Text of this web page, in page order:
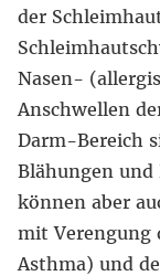
der
Nasen-
Anschwellen
Darm-Bereich
Blähungen
können aber
mit Verengung
Asthma) und